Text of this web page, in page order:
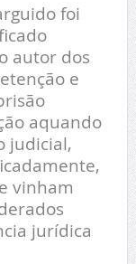
foi
autor dos
e
aquando
judicial,
vinham
jurídica